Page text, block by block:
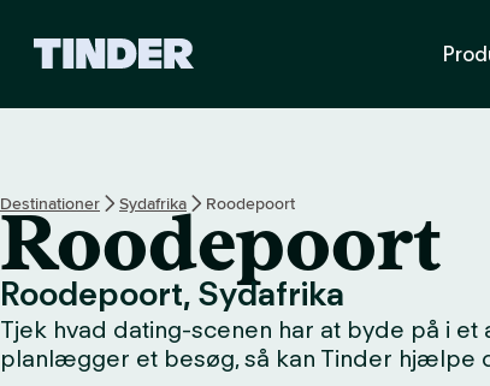
s
t
a
r
t
s
Destinationer Sydafrika Roodepoort
Roodepoort
Roodepoort, Sydafrika
Tjek hvad dating-scenen har at byde på i
planlægger et besøg, så kan Tinder hjælpe